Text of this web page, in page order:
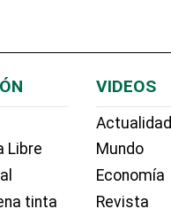
Libre
tinta
VIDEOS
Actualidad
Mundo
Economía
Revista